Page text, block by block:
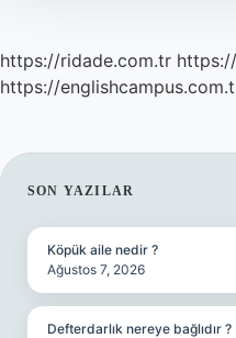
https://ridade.com.tr
https://
SIDEBAR
SON YAZILAR
Köpük aile nedir ?
Ağustos 7, 2026
Defterdarlık nereye bağlıdır ?